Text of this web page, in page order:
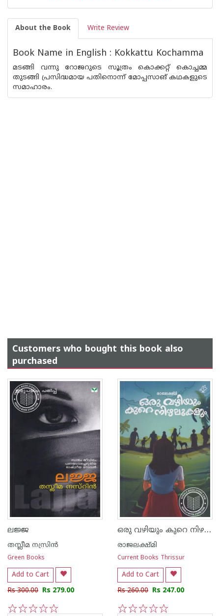
About the Book Write Review
Book Name in English : Kokkattu Kochamma
മടങ്ങി വന്നു റോജറുടെ സൂത്രം കൊക്കറ്റ് കൊച്ചമ്മ
തുടങ്ങി പ്രസിദ്ധമായ പതിനൊന്ന് മോപ്പസാങ് കഥകളുടെ
സമാഹാരം.
Customers who bought this book also
purchased
ലജ്ജ
തസ്ലീമ നസ്രിന്‍
Green Books
Add to Cart
Rs 300.00 Rs 279.00
ഒരു വഴിയും കുറെ നിഴലുകളും
രാജലക്ഷ്മി
Current Books Thrissur
Add to Cart
Rs 260.00 Rs 247.00